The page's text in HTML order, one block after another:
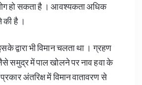
हो सकता है । आवश्यकता अधिक
की है ।
द्वारा भी विमान चलता था । ग्रहण
समुद्र में पाल खोलने पर नाव हवा के
अंतरिक्ष में विमान वातावरण से